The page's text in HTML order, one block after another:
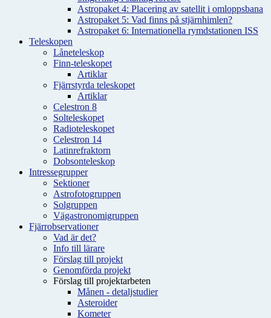
Astropaket 4: Placering av satellit i omloppsbana
Astropaket 5: Vad finns på stjärnhimlen?
Astropaket 6: Internationella rymdstationen ISS
Teleskopen
Låneteleskop
Finn-teleskopet
Artiklar
Fjärrstyrda teleskopet
Artiklar
Celestron 8
Solteleskopet
Radioteleskopet
Celestron 14
Latinrefraktorn
Dobsonteleskop
Intressegrupper
Sektioner
Astrofotogruppen
Solgruppen
Vägastronomigruppen
Fjärrobservationer
Vad är det?
Info till lärare
Förslag till projekt
Genomförda projekt
Förslag till projektarbeten
Månen - detaljstudier
Asteroider
Kometer